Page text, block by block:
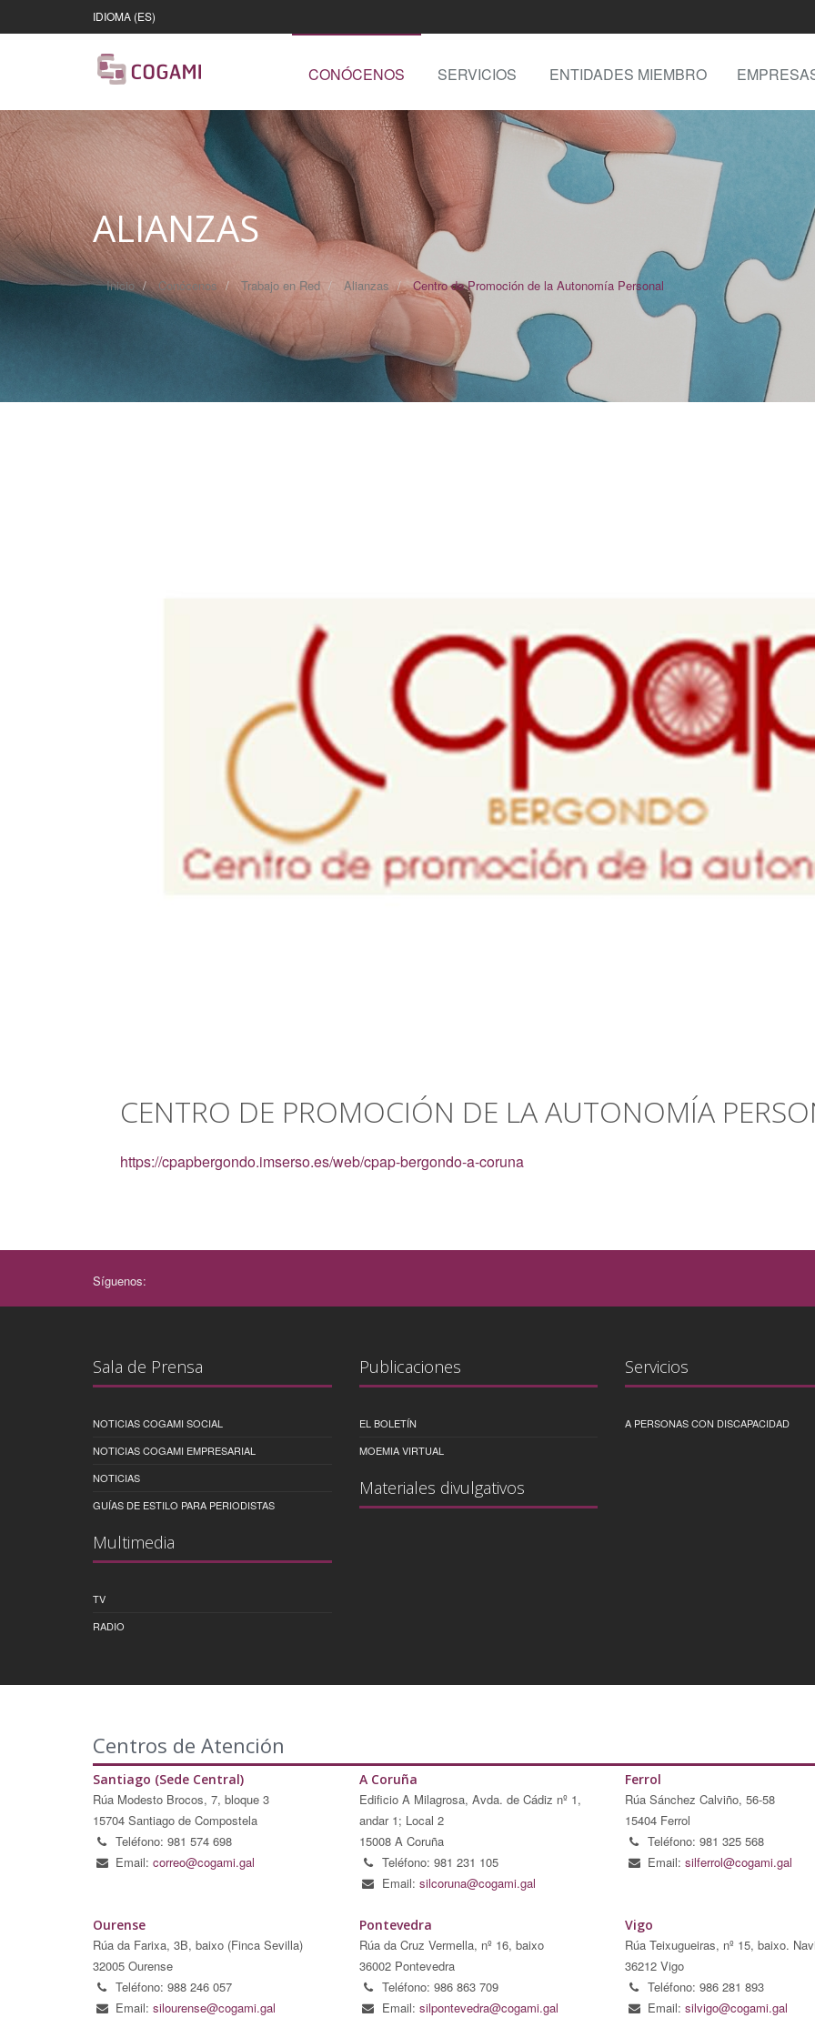
IDIOMA (ES)
CONÓCENOS SERVICIOS ENTIDADES MIEMBRO
ALIANZAS
Inicio Conócenos Trabajo en Red Alianzas Centro de Promoción de la Autonomía Personal
CENTRO DE PROMOCIÓN DE LA AUTONOMÍA
https://cpapbergondo.imserso.es/web/cpap-bergondo-a-coruna
Síguenos:
Sala de Prensa
NOTICIAS COGAMI SOCIAL
NOTICIAS COGAMI EMPRESARIAL
NOTICIAS
GUÍAS DE ESTILO PARA PERIODISTAS
Multimedia
TV
RADIO
Publicaciones
EL BOLETÍN
MOEMIA VIRTUAL
Materiales divulgativos
Servicios
A PERSONAS CON DISCAPACIDAD
Centros de Atención
Santiago (Sede Central)
Rúa Modesto Brocos, 7, bloque 3
15704 Santiago de Compostela
Teléfono: 981 574 698
Email: correo@cogami.gal
A Coruña
Edificio A Milagrosa, Avda. de Cádiz nº 1,
andar 1; Local 2
15008 A Coruña
Teléfono: 981 231 105
Email: silcoruna@cogami.gal
Ferrol
Rúa Sánchez Calviño, 56-58
15404 Ferrol
Teléfono: 981 325 568
Email: silferrol@cogami.gal
Ourense
Rúa da Farixa, 3B, baixo (Finca Sevilla)
32005 Ourense
Teléfono: 988 246 057
Email: silourense@cogami.gal
Pontevedra
Rúa da Cruz Vermella, nº 16, baixo
36002 Pontevedra
Teléfono: 986 863 709
Email: silpontevedra@cogami.gal
Vigo
Rúa Teixugueiras, nº 15, baixo.
36212 Vigo
Teléfono: 986 281 893
Email: silvigo@cogami.gal